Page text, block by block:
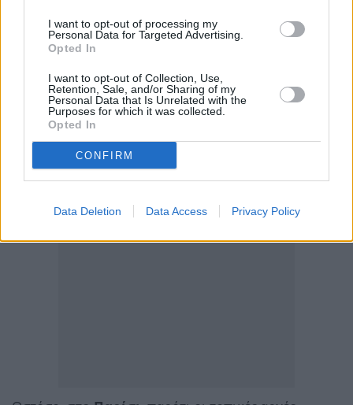
I want to opt-out of processing my
Personal Data for Targeted Advertising.
Opted In
I want to opt-out of Collection, Use,
Retention, Sale, and/or Sharing of my
Personal Data that Is Unrelated with the
Purposes for which it was collected.
Opted In
CONFIRM
Data Deletion Data Access Privacy Policy